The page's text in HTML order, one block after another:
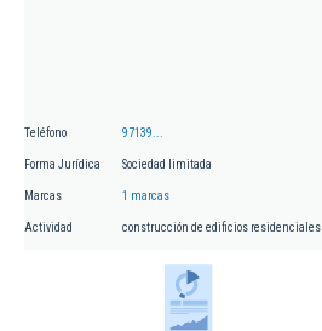
Teléfono 97139...
Forma Jurídica Sociedad limitada
Marcas 1 marcas
Actividad construcción de edificios residenciales